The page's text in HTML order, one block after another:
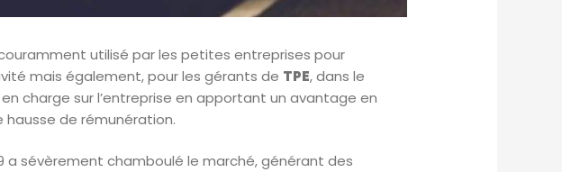
utilisé par les petites entreprises pour
mais également, pour les gérants de TPE, dans le
charge sur l’entreprise en apportant un avantage en
de rémunération.
a sévèrement chamboulé le marché, générant des